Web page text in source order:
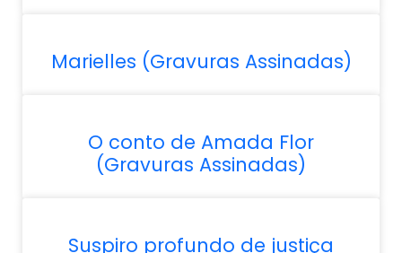
Marielles (Gravuras Assinadas)
O conto de Amada Flor
(Gravuras Assinadas)
Suspiro profundo de justiça